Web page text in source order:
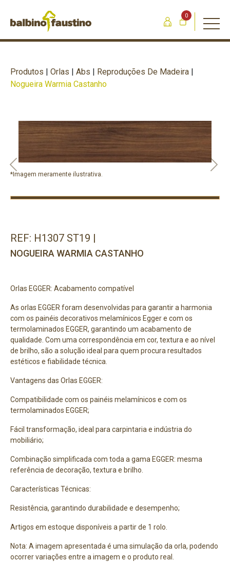
0
Produtos | Orlas | Abs | Reproduções De Madeira |
Nogueira Warmia Castanho
REF: H1307 ST19 |
NOGUEIRA WARMIA CASTANHO
Orlas EGGER: Acabamento compatível
As orlas EGGER foram desenvolvidas para garantir a harmonia
com os painéis decorativos melamínicos Egger e com os
termolaminados EGGER, garantindo um acabamento de
qualidade. Com uma correspondência em cor, textura e ao nível
de brilho, são a solução ideal para quem procura resultados
estéticos e fiabilidade técnica.
Vantagens das Orlas EGGER:
Compatibilidade com os painéis melamínicos e com os
termolaminados EGGER;
Fácil transformação, ideal para carpintaria e indústria do
mobiliário;
Combinação simplificada com toda a gama EGGER: mesma
referência de decoração, textura e brilho.
Características Técnicas:
Resistência, garantindo durabilidade e desempenho;
Artigos em estoque disponíveis a partir de 1 rolo.
Nota: A imagem apresentada é uma simulação da orla, podendo
ocorrer variações entre a imagem e o produto real.
Previous Next
*Imagem meramente ilustrativa.